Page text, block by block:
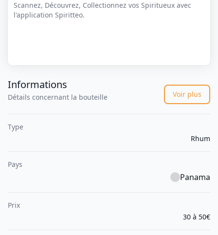
Scannez, Découvrez, Collectionnez vos Spiritueux avec
l'application Spiritteo.
Informations
Détails concernant la bouteille Voir plus
Type
Rhum
Pays
Panama
Prix
30 à 50€